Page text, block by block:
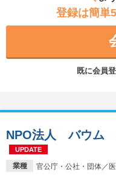
登録は簡単
既に会員
業種 官公庁・公社・団体／
NPO法人 バウム
UPDATE